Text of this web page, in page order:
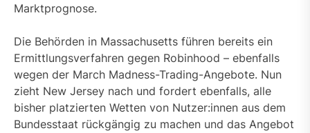
Marktprognose.
Die Behörden in Massachusetts führen bereits ein
Ermittlungsverfahren gegen Robinhood – ebenfalls
wegen der March Madness-Trading-Angebote. Nun
zieht New Jersey nach und fordert ebenfalls, alle
bisher platzierten Wetten von Nutzer:innen aus dem
Bundesstaat rückgängig zu machen und das Angebot